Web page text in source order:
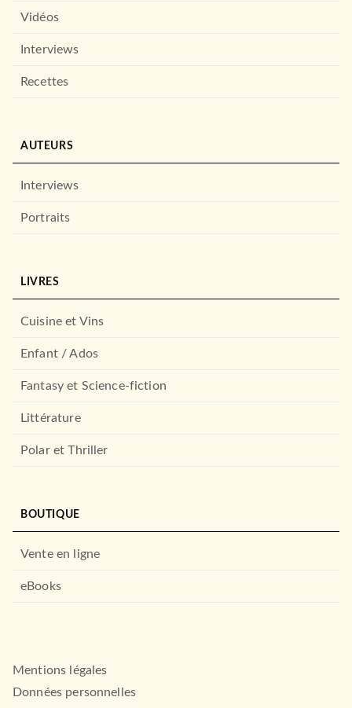
Vidéos
Interviews
Recettes
AUTEURS
Interviews
Portraits
LIVRES
Cuisine et Vins
Enfant / Ados
Fantasy et Science-fiction
Littérature
Polar et Thriller
BOUTIQUE
Vente en ligne
eBooks
Mentions légales
Données personnelles